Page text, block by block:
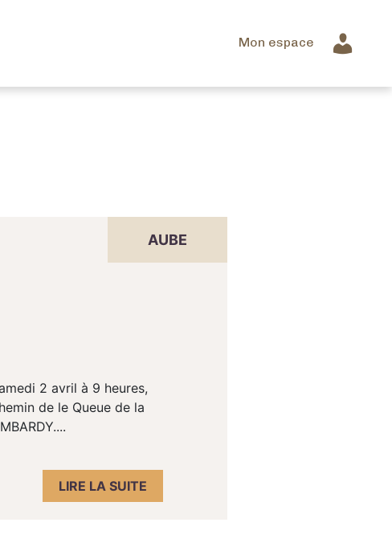
Mon espace
AUBE
2 avril à 9 heures,
de le Queue de la
LIRE LA SUITE